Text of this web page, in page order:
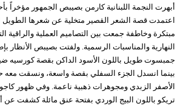
أبهرت النجمة اللبنانية كارمن بصيبص الجمهور مؤخراً
اعتمدت قصة الشعر القصير متخلية عن شعرها الطويل
مبتكرة وخاطفة جمعت بين التصاميم العملية والراقية
النهارية والمناسبات الرسمية. ولفتت بصيبص الأنظار
جمبسوت طويل باللون الأسود الداكن بقصة كورسيه
بينما انسدل الجزء السفلي بقصة واسعة، ونسقت معه
الأصفر الزبدي ومجوهرات ذهبية ناعمة. وفي ظهور
تريكو باللون البيج الوردي بفتحة عنق مائلة كشفت عن